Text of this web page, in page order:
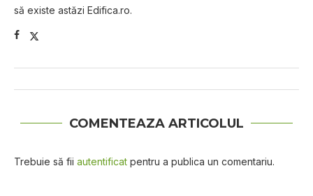
să existe astăzi Edifica.ro.
COMENTEAZA ARTICOLUL
Trebuie să fii autentificat pentru a publica un comentariu.